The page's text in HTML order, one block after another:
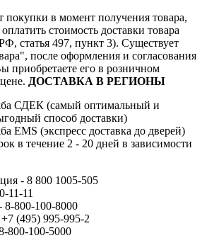
покупки в момент получения товара,
стоимость доставки товара
статья 497, пункт 3). Существует
после оформления и согласования
приобретаете его в розничном
ДОСТАВКА В РЕГИОНЫ
СДЕК (самый оптимальный и
способ доставки)
EMS (экспресс доставка до дверей)
в течение 2 - 20 дней в зависимости
- 8 800 1005-505
11-11
800-100-8000
(495) 995-995-2
800-100-5000